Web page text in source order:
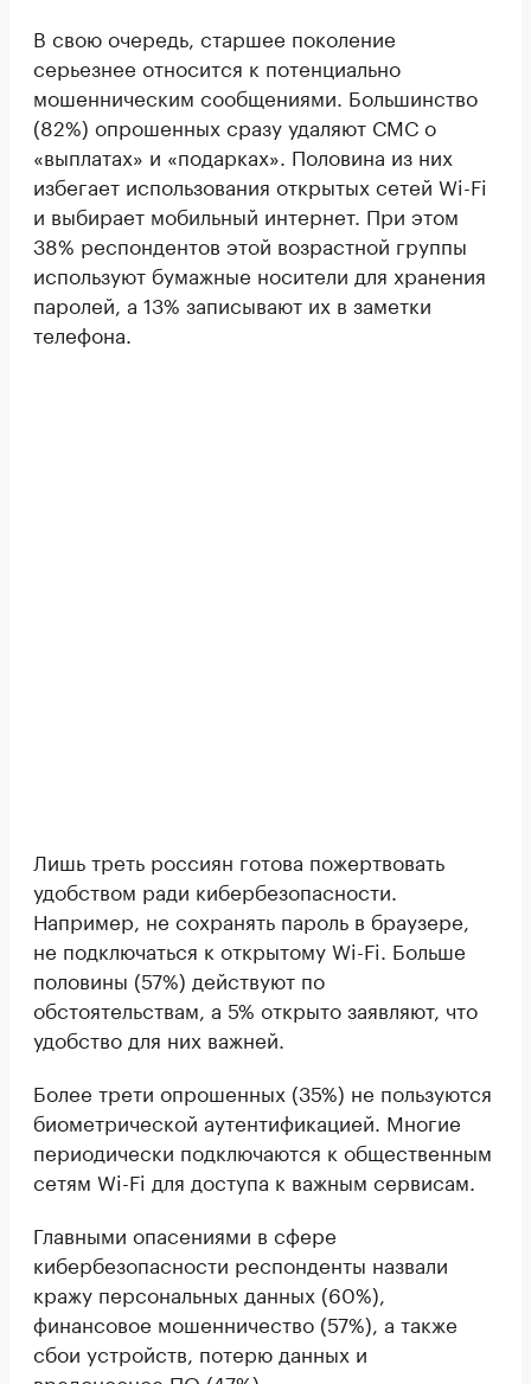
В свою очередь, старшее поколение
серьезнее относится к потенциально
мошенническим сообщениями. Большинство
(82%) опрошенных сразу удаляют СМС о
«выплатах» и «подарках». Половина из них
избегает использования открытых сетей Wi-Fi
и выбирает мобильный интернет. При этом
38% респондентов этой возрастной группы
используют бумажные носители для хранения
паролей, а 13% записывают их в заметки
телефона.
Лишь треть россиян готова пожертвовать
удобством ради кибербезопасности.
Например, не сохранять пароль в браузере,
не подключаться к открытому Wi-Fi. Больше
половины (57%) действуют по
обстоятельствам, а 5% открыто заявляют, что
удобство для них важней.
Более трети опрошенных (35%) не пользуются
биометрической аутентификацией. Многие
периодически подключаются к общественным
сетям Wi-Fi для доступа к важным сервисам.
Главными опасениями в сфере
кибербезопасности респонденты назвали
кражу персональных данных (60%),
финансовое мошенничество (57%), а также
сбои устройств, потерю данных и